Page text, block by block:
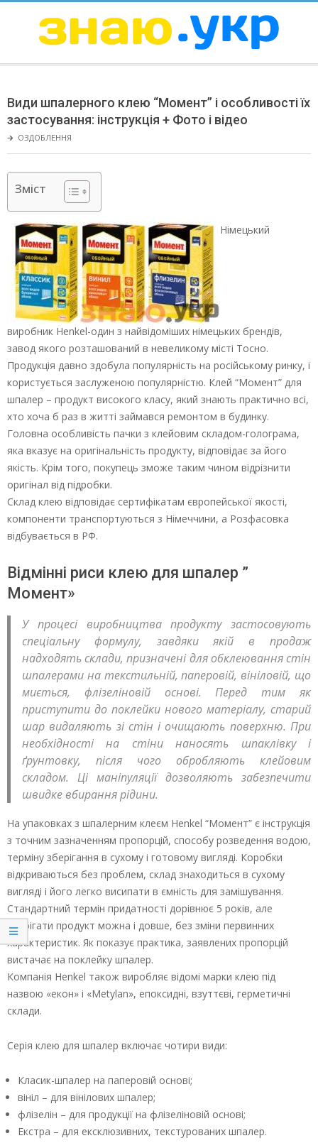
ЗНАЮ
Menu
Види шпалерного клею “Момент” і особливості їх
застосування: інструкція + Фото і відео
🡲 ОЗДОБЛЕННЯ
Зміст
Німецький
виробник Henkel-один з найвідоміших німецьких брендів,
завод якого розташований в невеликому місті Тосно.
Продукція давно здобула популярність на російському ринку, і
користується заслуженою популярністю. Клей “Момент” для
шпалер – продукт високого класу, який знають практично всі,
хто хоча б раз в житті займався ремонтом в будинку.
Головна особливість пачки з клейовим складом-голограма,
яка вказує на оригінальність продукту, відповідає за його
якість. Крім того, покупець зможе таким чином відрізнити
оригінал від підробки.
Склад клею відповідає сертифікатам європейської якості,
компоненти транспортуються з Німеччини, а Розфасовка
відбувається в РФ.
Відмінні риси клею для шпалер ”
Момент»
У процесі виробництва продукту застосовують
спеціальну формулу, завдяки якій в продаж
надходять склади, призначені для обклеювання стін
шпалерами на текстильній, паперовій, вініловій, що
миється, флізеліновій основі. Перед тим як
приступити до поклейки нового матеріалу, старий
шар видаляють зі стін і очищають поверхню. При
необхідності на стіни наносять шпаклівку і
ґрунтовку, після чого обробляють клейовим
складом. Ці маніпуляції дозволяють забезпечити
швидке вбирання рідини.
На упаковках з шпалерним клеєм Henkel “Момент” є інструкція
з точним зазначенням пропорцій, способу розведення водою,
терміну зберігання в сухому і готовому вигляді. Коробки
відкриваються без проблем, склад знаходиться в сухому
вигляді і його легко висипати в ємність для замішування.
Стандартний термін придатності дорівнює 5 років, але
зберігати продукт можна і довше, без зміни первинних
характеристик. Як показує практика, заявлених пропорцій
вистачає на поклейку шпалер.
Компанія Henkel також виробляє відомі марки клею під
назвою «екон» і «Metylan», епоксидні, взуттєві, герметичні
склади.
Серія клею для шпалер включає чотири види:
Класик-шпалер на паперовій основі;
вініл – для вінілових шпалер;
флізелін – для продукції на флізеліновій основі;
Екстра – для ексклюзивних, текстурованих шпалер.